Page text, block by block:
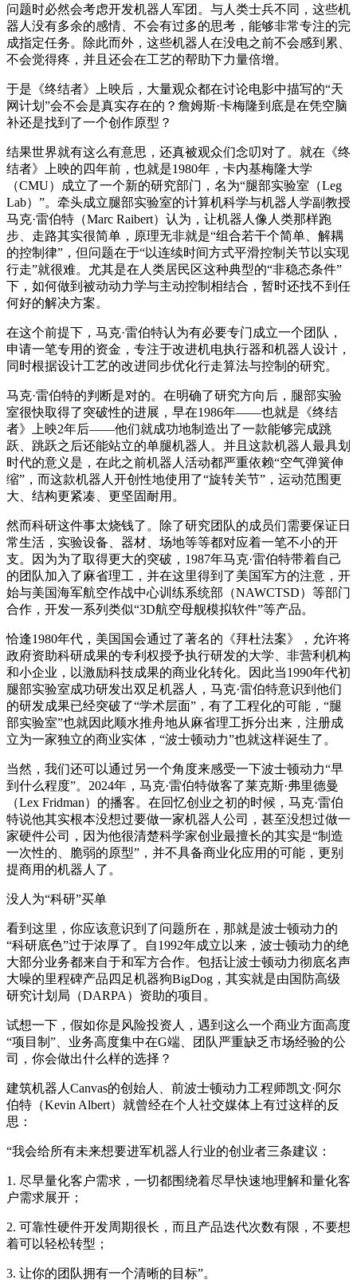
问题时必然会考虑开发机器人军团。与人类士兵不同，这些机
器人没有多余的感情、不会有过多的思考，能够非常专注的完
成指定任务。除此而外，这些机器人在没电之前不会感到累、
不会觉得疼，并且还会在工艺的帮助下力量倍增。
于是《终结者》上映后，大量观众都在讨论电影中描写的“天
网计划”会不会是真实存在的？詹姆斯·卡梅隆到底是在凭空脑
补还是找到了一个创作原型？
结果世界就有这么有意思，还真被观众们念叨对了。就在《终
结者》上映的四年前，也就是1980年，卡内基梅隆大学
（CMU）成立了一个新的研究部门，名为“腿部实验室（Leg
Lab）”。牵头成立腿部实验室的计算机科学与机器人学副教授
马克·雷伯特（Marc Raibert）认为，让机器人像人类那样跑
步、走路其实很简单，原理无非就是“组合若干个简单、解耦
的控制律”，但问题在于“以连续时间方式平滑控制关节以实现
行走”就很难。尤其是在人类居民区这种典型的“非稳态条件”
下，如何做到被动动力学与主动控制相结合，暂时还找不到任
何好的解决方案。
在这个前提下，马克·雷伯特认为有必要专门成立一个团队，
申请一笔专用的资金，专注于改进机电执行器和机器人设计，
同时根据设计工艺的改进同步优化行走算法与控制的研究。
马克·雷伯特的判断是对的。在明确了研究方向后，腿部实验
室很快取得了突破性的进展，早在1986年——也就是《终结
者》上映2年后——他们就成功地制造出了一款能够完成跳
跃、跳跃之后还能站立的单腿机器人。并且这款机器人最具划
时代的意义是，在此之前机器人活动都严重依赖“空气弹簧伸
缩”，而这款机器人开创性地使用了“旋转关节”，运动范围更
大、结构更紧凑、更坚固耐用。
然而科研这件事太烧钱了。除了研究团队的成员们需要保证日
常生活，实验设备、器材、场地等等都对应着一笔不小的开
支。因为为了取得更大的突破，1987年马克·雷伯特带着自己
的团队加入了麻省理工，并在这里得到了美国军方的注意，开
始与美国海军航空作战中心训练系统部（NAWCTSD）等部门
合作，开发一系列类似“3D航空母舰模拟软件”等产品。
恰逢1980年代，美国国会通过了著名的《拜杜法案》，允许将
政府资助科研成果的专利权授予执行研发的大学、非营利机构
和小企业，以激励科技成果的商业化转化。因此当1990年代初
腿部实验室成功研发出双足机器人，马克·雷伯特意识到他们
的研发成果已经突破了“学术层面”，有了工程化的可能，“腿
部实验室”也就因此顺水推舟地从麻省理工拆分出来，注册成
立为一家独立的商业实体，“波士顿动力”也就这样诞生了。
当然，我们还可以通过另一个角度来感受一下波士顿动力“早
到什么程度”。2024年，马克·雷伯特做客了莱克斯·弗里德曼
（Lex Fridman）的播客。在回忆创业之初的时候，马克·雷伯
特说他其实根本没想过要做一家机器人公司，甚至没想过做一
家硬件公司，因为他很清楚科学家创业最擅长的其实是“制造
一次性的、脆弱的原型”，并不具备商业化应用的可能，更别
提商用的机器人了。
没人为“科研”买单
看到这里，你应该意识到了问题所在，那就是波士顿动力的
“科研底色”过于浓厚了。自1992年成立以来，波士顿动力的绝
大部分业务都来自于和军方合作。包括让波士顿动力彻底名声
大噪的里程碑产品四足机器狗BigDog，其实就是由国防高级
研究计划局（DARPA）资助的项目。
试想一下，假如你是风险投资人，遇到这么一个商业方面高度
“项目制”、业务高度集中在G端、团队严重缺乏市场经验的公
司，你会做出什么样的选择？
建筑机器人Canvas的创始人、前波士顿动力工程师凯文·阿尔
伯特（Kevin Albert）就曾经在个人社交媒体上有过这样的反
思：
“我会给所有未来想要进军机器人行业的创业者三条建议：
1. 尽早量化客户需求，一切都围绕着尽早快速地理解和量化客
户需求展开；
2. 可靠性硬件开发周期很长，而且产品迭代次数有限，不要想
着可以轻松转型；
3. 让你的团队拥有一个清晰的目标”。